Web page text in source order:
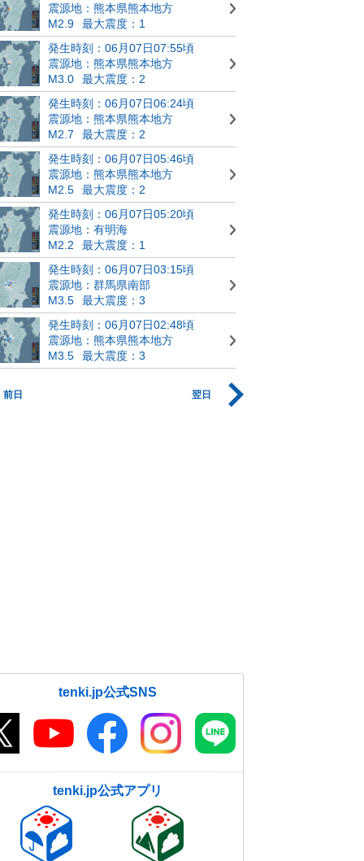
震源地：熊本県熊本地方
M2.9
最大震度：1
発生時刻：06月07日07:55頃
震源地：熊本県熊本地方
M3.0
最大震度：2
発生時刻：06月07日06:24頃
震源地：熊本県熊本地方
M2.7
最大震度：2
発生時刻：06月07日05:46頃
震源地：熊本県熊本地方
M2.5
最大震度：2
発生時刻：06月07日05:20頃
震源地：有明海
M2.2
最大震度：1
発生時刻：06月07日03:15頃
震源地：群馬県南部
M3.5
最大震度：3
発生時刻：06月07日02:48頃
震源地：熊本県熊本地方
M3.5
最大震度：3
前日 翌日
tenki.jp公式SNS
tenki.jp公式アプリ